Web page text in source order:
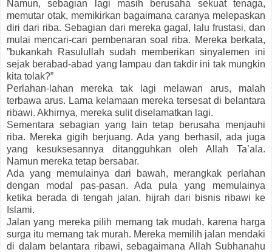
Namun, sebagian lagi masih berusaha sekuat tenaga,
memutar otak, memikirkan bagaimana caranya melepaskan
diri dari riba. Sebagian dari mereka gagal, lalu frustasi, dan
mulai mencari-cari pembenaran soal riba. Mereka berkata,
”bukankah Rasulullah sudah memberikan sinyalemen ini
sejak berabad-abad yang lampau dan takdir ini tak mungkin
kita tolak?”
Perlahan-lahan mereka tak lagi melawan arus, malah
terbawa arus. Lama kelamaan mereka tersesat di belantara
ribawi. Akhirnya, mereka sulit diselamatkan lagi.
Sementara sebagian yang lain tetap berusaha menjauhi
riba. Mereka gigih berjuang. Ada yang berhasil, ada juga
yang kesuksesannya ditangguhkan oleh Allah Ta’ala.
Namun mereka tetap bersabar.
Ada yang memulainya dari bawah, merangkak perlahan
dengan modal pas-pasan. Ada pula yang memulainya
ketika berada di tengah jalan, hijrah dari bisnis ribawi ke
Islami.
Jalan yang mereka pilih memang tak mudah, karena harga
surga itu memang tak murah. Mereka memilih jalan mendaki
di dalam belantara ribawi, sebagaimana Allah Subhanahu